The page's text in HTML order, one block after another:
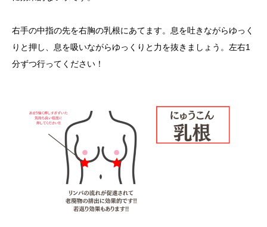
右手の中指の先を右胸の乳根にあてます。息を吐きながらゆっく
りと押し、息を吸いながらゆっくりと力を抜きましょう。左右1
分ずつ行ってください！